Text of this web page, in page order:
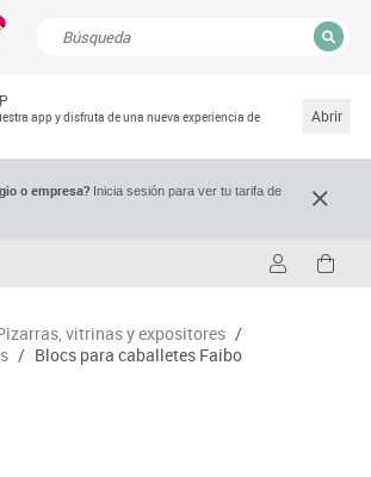
app y disfruta de una nueva experiencia de
Abrir
o empresa?Inicia sesión para ver tu tarifa de
vitrinas y expositores /
/ Blocs para caballetes Faibo